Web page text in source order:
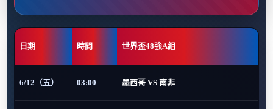
日期 時間 世界盃48強A組
6/12（五） 03:00 墨西哥 VS 南非